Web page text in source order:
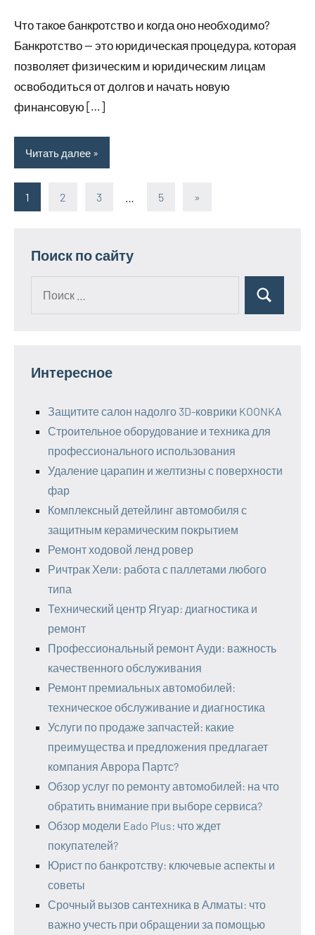
Что такое банкротство и когда оно необходимо?
Банкротство — это юридическая процедура, которая
позволяет физическим и юридическим лицам
освободиться от долгов и начать новую
финансовую […]
Читать далее
Пагинация
1 2 3 5
Следующие
»
Поиск по сайту
Поиск
Интересное
Защитите салон надолго 3D-коврики KOONKA
Строительное оборудование и техника для
профессионального использования
Удаление царапин и желтизны с поверхности
фар
Комплексный детейлинг автомобиля с
защитным керамическим покрытием
Ремонт ходовой ленд ровер
Ричтрак Хели: работа с паллетами любого
типа
Технический центр Ягуар: диагностика и
ремонт
Профессиональный ремонт Ауди: важность
качественного обслуживания
Ремонт премиальных автомобилей:
техническое обслуживание и диагностика
Услуги по продаже запчастей: какие
преимущества и предложения предлагает
компания Аврора Партс?
Обзор услуг по ремонту автомобилей: на что
обратить внимание при выборе сервиса?
Обзор модели Eado Plus: что ждет
покупателей?
Юрист по банкротству: ключевые аспекты и
советы
Срочный вызов сантехника в Алматы: что
важно учесть при обращении за помощью